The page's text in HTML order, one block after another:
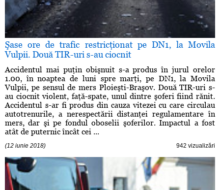
Şase ore de trafic restricţionat pe DN1, la Movila
Vulpii. Două TIR-uri s-au ciocnit
Accidentul mai puţin obişnuit s-a produs în jurul orelor
1.00, în noaptea de luni spre marţi, pe DN1, la Movila
Vulpii, pe sensul de mers Ploieşti-Braşov. Două TIR-uri s-
au ciocnit violent, faţă-spate, unul dintre şoferi fiind rănit.
Accidentul s-ar fi produs din cauza vitezei cu care circulau
autotrenurile, a nerespectării distanţei regulamentare în
mers, dar şi pe fondul oboselii şoferilor. Impactul a fost
atât de puternic încât cei ...
(12 iunie 2018) 942 vizualizări